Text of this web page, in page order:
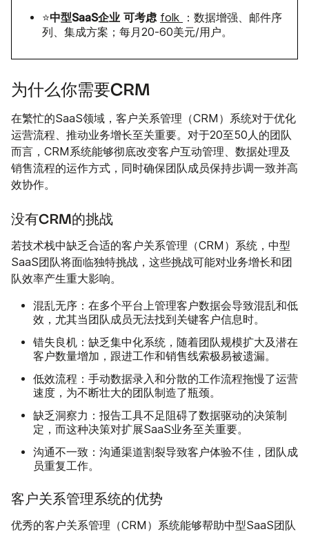
⭐中型SaaS企业 可考虑 folk
：数据增强、邮件序
列、集成方案；每月20-60美元/用户。
为什么你需要CRM
在繁忙的SaaS领域，客户关系管理（CRM）系统对于优化
运营流程、推动业务增长至关重要。对于20至50人的团队
而言，CRM系统能够彻底改变客户互动管理、数据处理及
销售流程的运作方式，同时确保团队成员保持步调一致并高
效协作。
没有CRM的挑战
若技术栈中缺乏合适的客户关系管理（CRM）系统，中型
SaaS团队将面临独特挑战，这些挑战可能对业务增长和团
队效率产生重大影响。
混乱无序： 在多个平台上管理客户数据会导致混乱和低
效，尤其当团队成员无法找到关键客户信息时。
错失良机： 缺乏集中化系统，随着团队规模扩大及潜在
客户数量增加，跟进工作和销售线索极易被遗漏。
低效流程： 手动数据录入和分散的工作流程拖慢了运营
速度，为不断壮大的团队制造了瓶颈。
缺乏洞察力： 报告工具不足阻碍了数据驱动的决策制
定，而这种决策对扩展SaaS业务至关重要。
沟通不一致： 沟通渠道割裂导致客户体验不佳，团队成
员重复工作。
客户关系管理系统的优势
优秀的客户关系管理（CRM）系统能够帮助中型SaaS团队